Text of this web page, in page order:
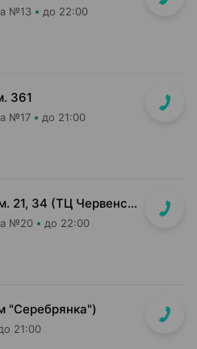
№13 до 22:00
361
№17 до 21:00
ул. Маяковского, д. 6, пом. 21, 34 (ТЦ Червенский, 1 этаж)
№20 до 22:00
"Серебрянка")
21:00